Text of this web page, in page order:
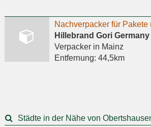
Nachverpacker für Pakete
Hillebrand Gori Germany
Verpackerin Mainz
Entfernung: 44,5km
Städte in der Nähe von